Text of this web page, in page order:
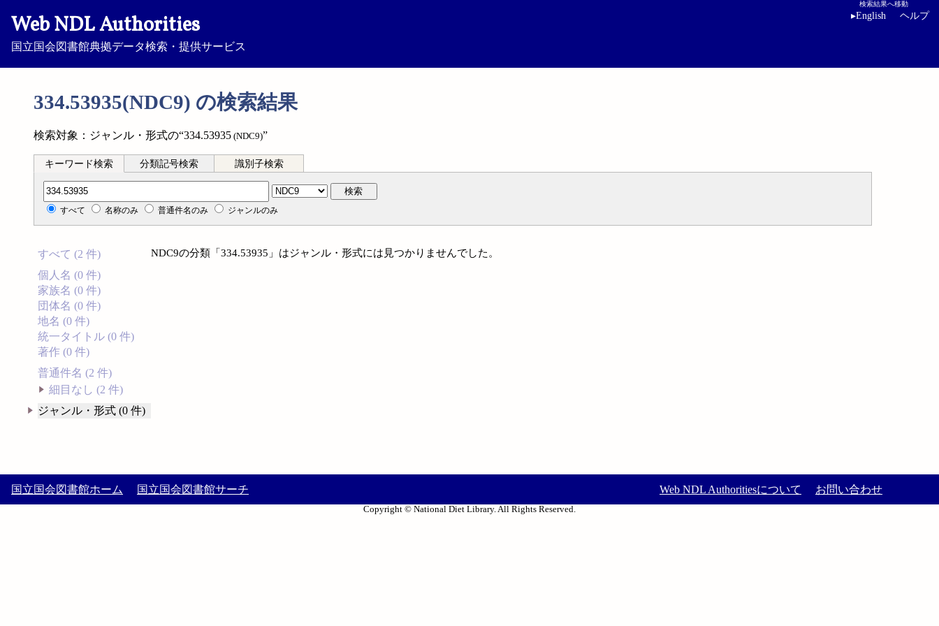
Web NDL Authorities
国立国会図書館典拠データ検索・提供サービス
検索結果へ移動
▸English ヘルプ
334.53935(NDC9) の検索結果
検索対象：ジャンル・形式の“334.53935 (NDC9)”
キーワード検索 分類記号検索 識別子検索
分類記号検索 検索
すべて 名称のみ 普通件名のみ ジャンルのみ
すべて (2 件)
個人名 (0 件)
家族名 (0 件)
団体名 (0 件)
地名 (0 件)
統一タイトル (0 件)
著作 (0 件)
普通件名 (2 件)
細目なし (2 件)
ジャンル・形式 (0 件)
NDC9の分類「334.53935」はジャンル・形式には見つかりませんでした。
国立国会図書館ホーム 国立国会図書館サーチ Web NDL Authoritiesについて お問い合わせ
Copyright © National Diet Library. All Rights Reserved.